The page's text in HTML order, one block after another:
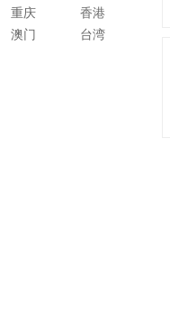
重庆
香港
澳门
台湾